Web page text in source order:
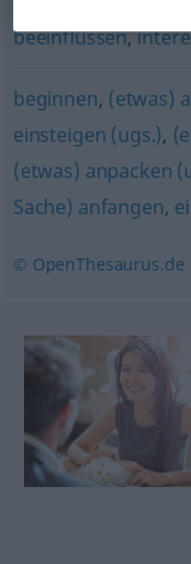
beeinflussen,
beginnen, (etwas)
einsteigen (ugs.),
(etwas) anpacken
Sache) anfangen,
© OpenThesaurus.de